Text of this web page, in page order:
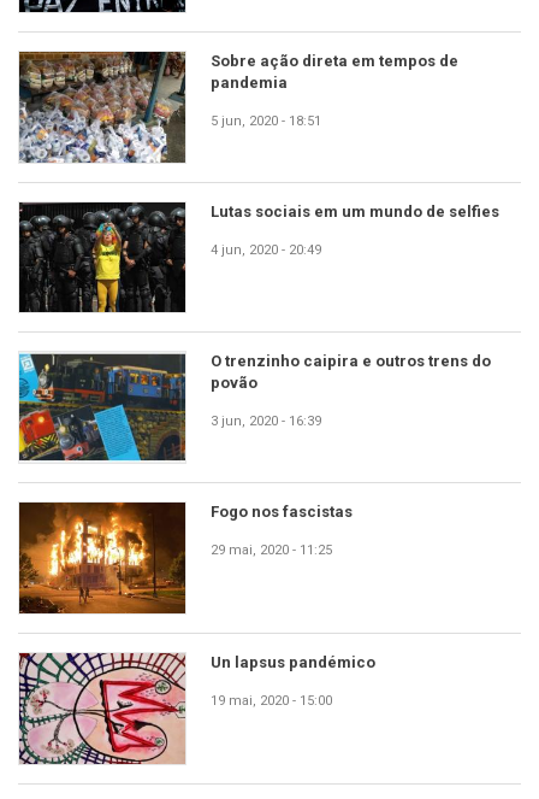
Sobre ação direta em tempos de
pandemia
5 jun, 2020 - 18:51
Lutas sociais em um mundo de selfies
4 jun, 2020 - 20:49
O trenzinho caipira e outros trens do
povão
3 jun, 2020 - 16:39
Fogo nos fascistas
29 mai, 2020 - 11:25
Un lapsus pandémico
19 mai, 2020 - 15:00